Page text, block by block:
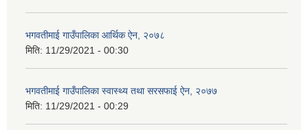
भगवतीमाई गाउँपालिका आर्थिक ऐन, २०७८
मिति: 11/29/2021 - 00:30
भगवतीमाई गाउँपालिका स्वास्थ्य तथा सरसफाई ऐन, २०७७
मिति: 11/29/2021 - 00:29